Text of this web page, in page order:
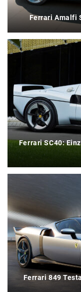
Ferrari Amalfi
Ferrari SC40:
Ferrari 849